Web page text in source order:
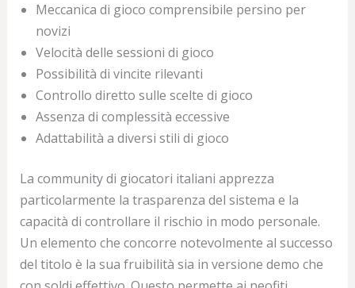
Meccanica di gioco comprensibile persino per
novizi
Velocità delle sessioni di gioco
Possibilità di vincite rilevanti
Controllo diretto sulle scelte di gioco
Assenza di complessità eccessive
Adattabilità a diversi stili di gioco
La community di giocatori italiani apprezza
particolarmente la trasparenza del sistema e la
capacità di controllare il rischio in modo personale.
Un elemento che concorre notevolmente al successo
del titolo è la sua fruibilità sia in versione demo che